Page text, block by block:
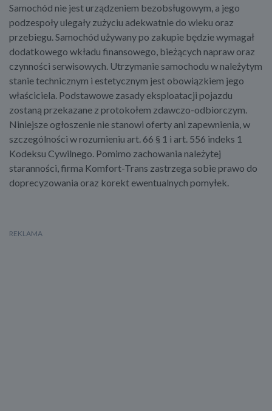
Samochód nie jest urządzeniem bezobsługowym, a jego
podzespoły ulegały zużyciu adekwatnie do wieku oraz
przebiegu. Samochód używany po zakupie będzie wymagał
dodatkowego wkładu finansowego, bieżących napraw oraz
czynności serwisowych. Utrzymanie samochodu w należytym
stanie technicznym i estetycznym jest obowiązkiem jego
właściciela. Podstawowe zasady eksploatacji pojazdu
zostaną przekazane z protokołem zdawczo-odbiorczym.
Niniejsze ogłoszenie nie stanowi oferty ani zapewnienia, w
szczególności w rozumieniu art. 66 § 1 i art. 556 indeks 1
Kodeksu Cywilnego. Pomimo zachowania należytej
staranności, firma Komfort-Trans zastrzega sobie prawo do
doprecyzowania oraz korekt ewentualnych pomyłek.